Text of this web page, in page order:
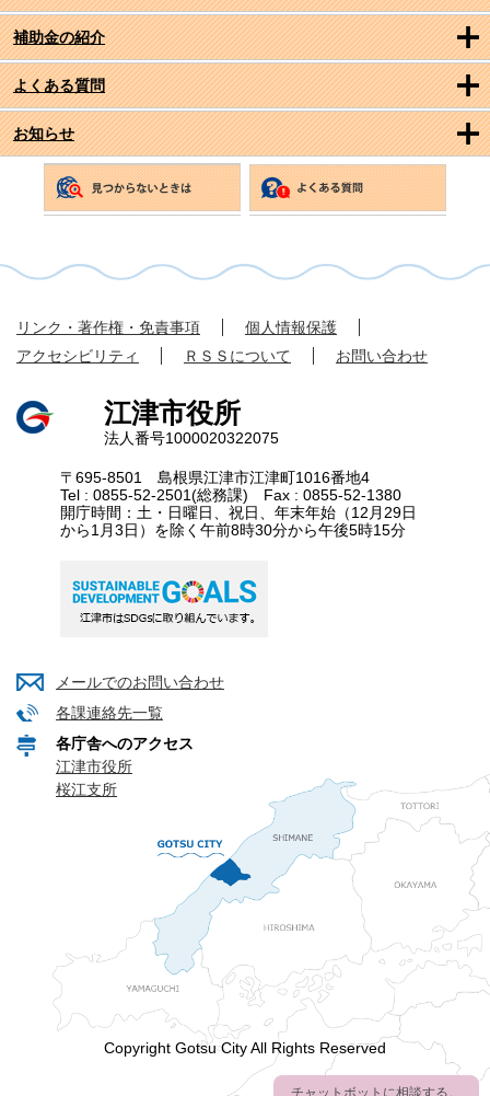
補助金の紹介
よくある質問
お知らせ
リンク・著作権・免責事項
個人情報保護
アクセシビリティ
ＲＳＳについて お問い合わせ
江津市役所
法人番号1000020322075
〒695-8501 島根県江津市江津町1016番地4
Tel : 0855-52-2501(総務課) Fax : 0855-52-1380
開庁時間：土・日曜日、祝日、年末年始（12月29日
から1月3日）を除く午前8時30分から午後5時15分
メールでのお問い合わせ
各課連絡先一覧
各庁舎へのアクセス
江津市役所
桜江支所
Copyright Gotsu City All Rights Reserved
チャットボットに相談する。